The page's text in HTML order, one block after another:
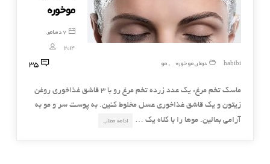
موخوره
7 دسامبر,
2014
habibi
درمان موخوره , مو 35
ماسک تخم مرغ: يک عدد زرده تخم مرغ رو با ۳ قاشق غذاخوري روغن
زيتون و يک قاشق غذاخوري عسل مخلوط کنين. به پوست سر و مو به
آرامي بمالين. موها را با کلاه يک …
ادامه مطلب